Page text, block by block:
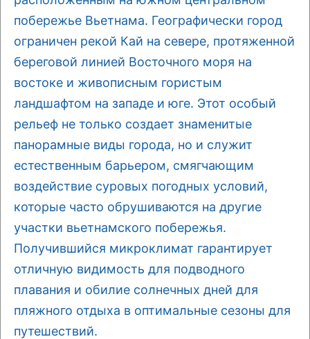
побережье Вьетнама. Географически город
ограничен рекой Кай на севере, протяженной
береговой линией Восточного моря на
востоке и живописным гористым
ландшафтом на западе и юге. Этот особый
рельеф не только создает знаменитые
панорамные виды города, но и служит
естественным барьером, смягчающим
воздействие суровых погодных условий,
которые часто обрушиваются на другие
участки вьетнамского побережья.
Получившийся микроклимат гарантирует
отличную видимость для подводного
плавания и обилие солнечных дней для
пляжного отдыха в оптимальные сезоны для
путешествий.